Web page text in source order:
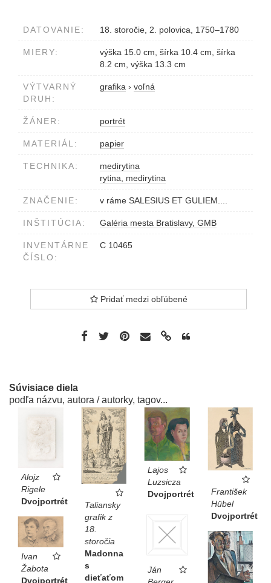
DATOVANIE: 18. storočie, 2. polovica, 1750–1780
MIERY:
výška 15.0 cm, šírka 10.4 cm, šírka
8.2 cm, výška 13.3 cm
VÝTVARNÝ
DRUH:
grafika › voľná
ŽÁNER: portrét
MATERIÁL: papier
TECHNIKA:
medirytina
rytina, medirytina
ZNAČENIE: v ráme SALESIUS ET GULIEM....
INŠTITÚCIA: Galéria mesta Bratislavy, GMB
INVENTÁRNE
ČÍSLO:
C 10465
Pridať medzi obľúbené
Súvisiace diela
podľa názvu, autora / autorky, tagov...
Alojz
Rigele
Dvojportrét
Taliansky
grafik z
18.
storočia
Madonna
s
dieťaťom
Lajos
Luzsicza
Dvojportrét
František
Hübel
Dvojportrét
Ján
Ivan
Žabota
Dvojportrét